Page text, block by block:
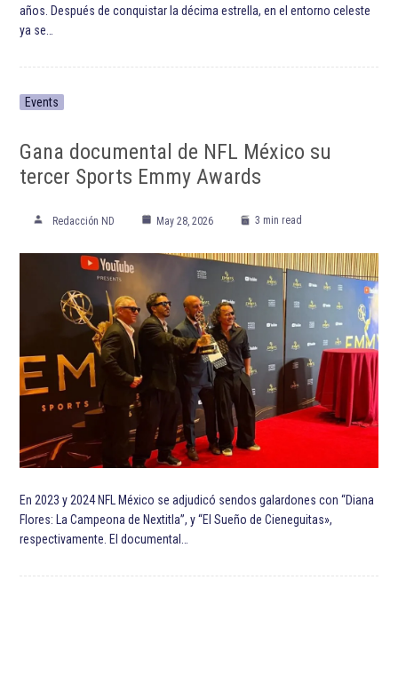
años. Después de conquistar la décima estrella, en el entorno celeste
ya se…
Events
Gana documental de NFL México su
tercer Sports Emmy Awards
Redacción ND May 28, 2026 3 min read
En 2023 y 2024 NFL México se adjudicó sendos galardones con “Diana
Flores: La Campeona de Nextitla”, y “El Sueño de Cieneguitas»,
respectivamente. El documental…